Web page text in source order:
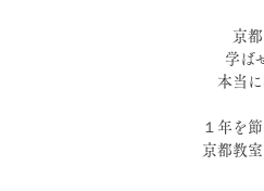
京
学ば
本当
１年を
京都教